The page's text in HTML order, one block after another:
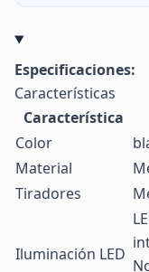
Especificaciones:
Características
Característica
Color
Material
Tiradores
Iluminación LED